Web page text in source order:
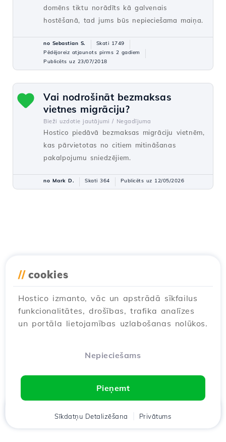
domēns tiktu norādīts kā galvenais
hostēšanā, tad jums būs nepieciešama maiņa.
no Sebastian S.
Skati 1749
Pēdējoreiz atjaunots pirms 2 gadiem
Publicēts uz 23/07/2018
Vai nodrošināt bezmaksas
vietnes migrāciju?
Bieži uzdotie jautājumi / Negadījuma
Hostico piedāvā bezmaksas migrāciju vietnēm,
kas pārvietotas no citiem mitināšanas
pakalpojumu sniedzējiem.
no Mark D. Skati 364 Publicēts uz 12/05/2026
// cookies
Hostico izmanto, vāc un apstrādā sīkfailus
funkcionalitātes, drošības, trafika analīzes
un portāla lietojamības uzlabošanas nolūkos.
Nepieciešams
Pieņemt
Sīkdatņu Detalizēšana Privātums
Klients Groza Chat